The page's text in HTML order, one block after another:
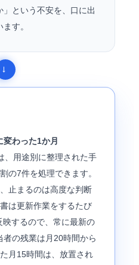
という不安を、口に出
す。
わった1か月
、用途別に整理された手
の7件を処理できます。
止まるのは高度な判断
は更新作業をするたび
するので、常に最新の
の残業は月20時間から
月15時間は、放置され